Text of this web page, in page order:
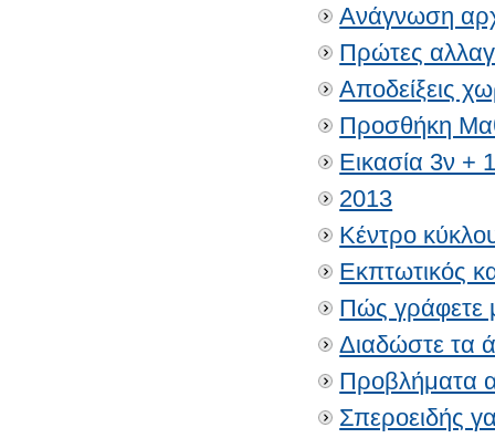
Ανάγνωση
Πρώτες
Αποδείξεις
Προσθήκη
Εικασία 3ν +
2013
Κέντρο
Εκπτωτικός
Πώς γράφετε
Διαδώστε τα
Προβλήματα
Σπεροειδής